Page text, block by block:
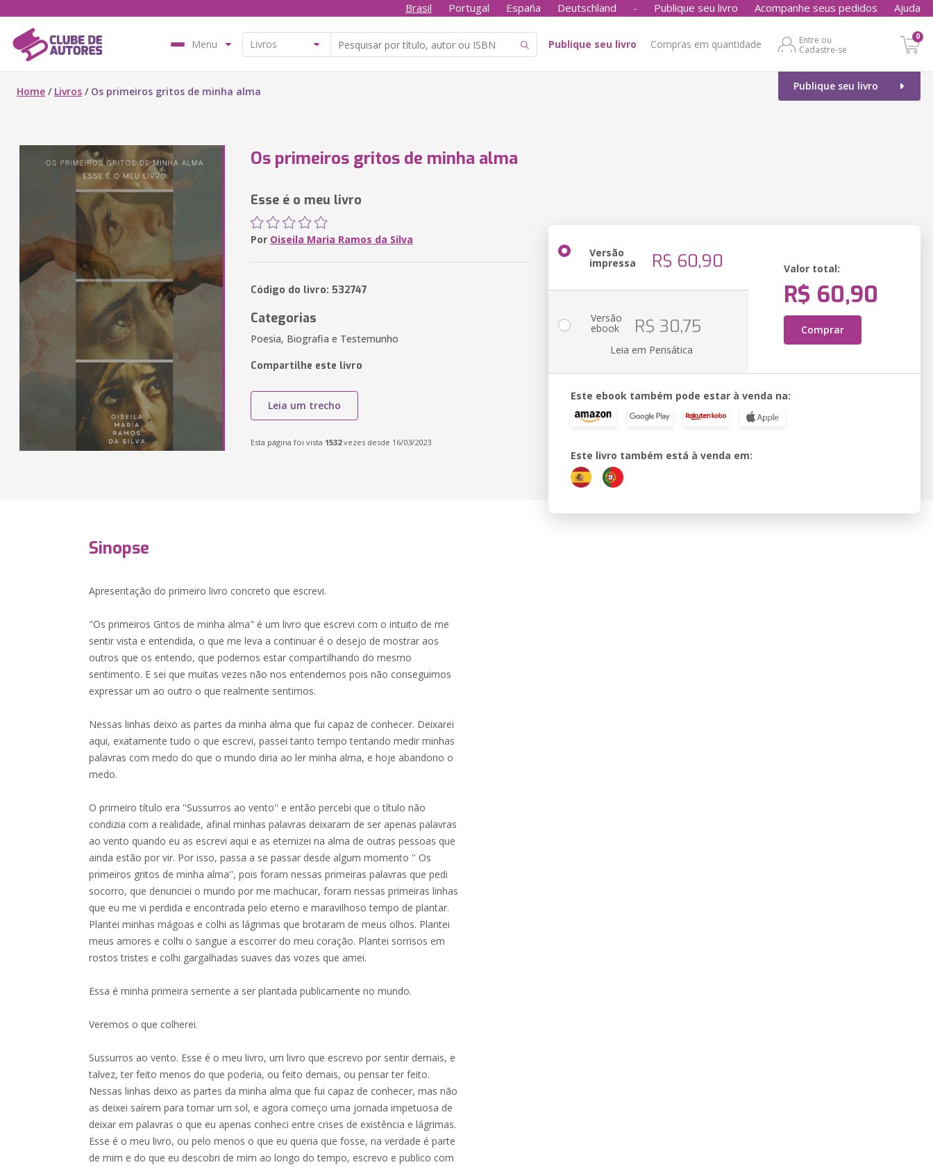
Brasil Portugal España Deutschland - Publique seu livro Acompanhe seus pedidos Ajuda
Menu Publique seu livro Compras em quantidade
Entre ou
Cadastre-se
0
Publique seu livro
Home / Livros / Os primeiros gritos de minha alma
Os primeiros gritos de minha alma
Esse é o meu livro
Por Oiseila Maria Ramos da Silva
Código do livro: 532747
Categorias
Poesia, Biografia e Testemunho
Compartilhe este livro
Leia um trecho
Esta página foi vista 1532vezes desde 16/03/2023
Versão
impressa R$ 60,90 Valor total:
R$ 60,90
Comprar
Versão
ebook R$ 30,75
Leia em Pensática
Este ebook também pode estar à venda na:
Este livro também está à venda em:
Sinopse
Apresentação do primeiro livro concreto que escrevi.
"Os primeiros Gritos de minha alma" é um livro que escrevi com o intuito de me
sentir vista e entendida, o que me leva a continuar é o desejo de mostrar aos
outros que os entendo, que podemos estar compartilhando do mesmo
sentimento. E sei que muitas vezes não nos entendemos pois não conseguimos
expressar um ao outro o que realmente sentimos.
Nessas linhas deixo as partes da minha alma que fui capaz de conhecer. Deixarei
aqui, exatamente tudo o que escrevi, passei tanto tempo tentando medir minhas
palavras com medo do que o mundo diria ao ler minha alma, e hoje abandono o
medo.
O primeiro título era ''Sussurros ao vento'' e então percebi que o título não
condizia com a realidade, afinal minhas palavras deixaram de ser apenas palavras
ao vento quando eu as escrevi aqui e as eternizei na alma de outras pessoas que
ainda estão por vir. Por isso, passa a se passar desde algum momento '' Os
primeiros gritos de minha alma'', pois foram nessas primeiras palavras que pedi
socorro, que denunciei o mundo por me machucar, foram nessas primeiras linhas
que eu me vi perdida e encontrada pelo eterno e maravilhoso tempo de plantar.
Plantei minhas mágoas e colhi as lágrimas que brotaram de meus olhos. Plantei
meus amores e colhi o sangue a escorrer do meu coração. Plantei sorrisos em
rostos tristes e colhi gargalhadas suaves das vozes que amei.
Essa é minha primeira semente a ser plantada publicamente no mundo.
Veremos o que colherei.
Sussurros ao vento. Esse é o meu livro, um livro que escrevo por sentir demais, e
talvez, ter feito menos do que poderia, ou feito demais, ou pensar ter feito.
Nessas linhas deixo as partes da minha alma que fui capaz de conhecer, mas não
as deixei saírem para tomar um sol, e agora começo uma jornada impetuosa de
deixar em palavras o que eu apenas conheci entre crises de existência e lágrimas.
Esse é o meu livro, ou pelo menos o que eu queria que fosse, na verdade é parte
de mim e do que eu descobri de mim ao longo do tempo, escrevo e publico com